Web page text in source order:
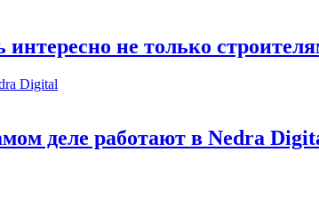
не только
деле работают в Nedra